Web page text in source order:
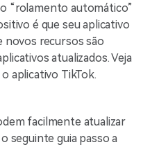
“rolamento automático”
é que seu aplicativo
novos recursos são
atualizados. Veja
aplicativo TikTok.
facilmente atualizar
seguinte guia passo a